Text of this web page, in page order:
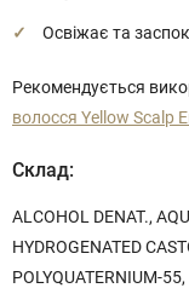
Освіжає та
Рекомендується
волосся Yellow Scalp
Склад:
ALCOHOL DENAT.,
HYDROGENATED
POLYQUATERNIUM-